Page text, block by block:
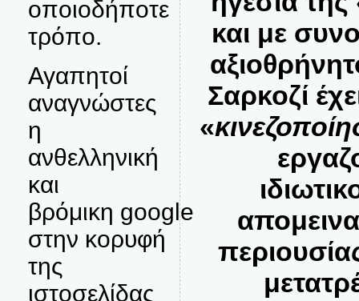
οποιοδήποτε
τρόπο.
Αγαπητοί
αναγνώστες
η
ανθελληνική
και
βρόμικη google
στην κορυφή
της
ιστοσελίδας
και με
Σαρκοζί
«